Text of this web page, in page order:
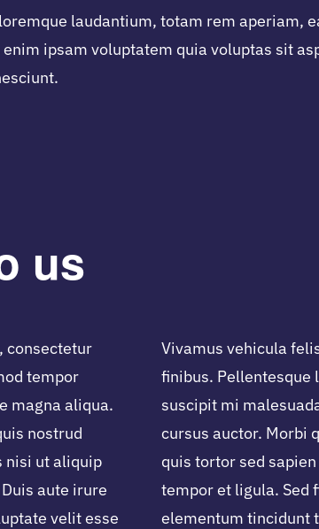
laudantium, totam rem aperiam,
ipsam voluptatem quia voluptas sit
us
consectetur
tempor
magna aliqua.
nostrud
nisi ut aliquip
aute irure
velit esse
Vivamus vehicula
finibus. Pellentesque
suscipit mi
cursus auctor. Morbi
quis tortor sed
tempor et ligula. Sed
elementum tincidunt